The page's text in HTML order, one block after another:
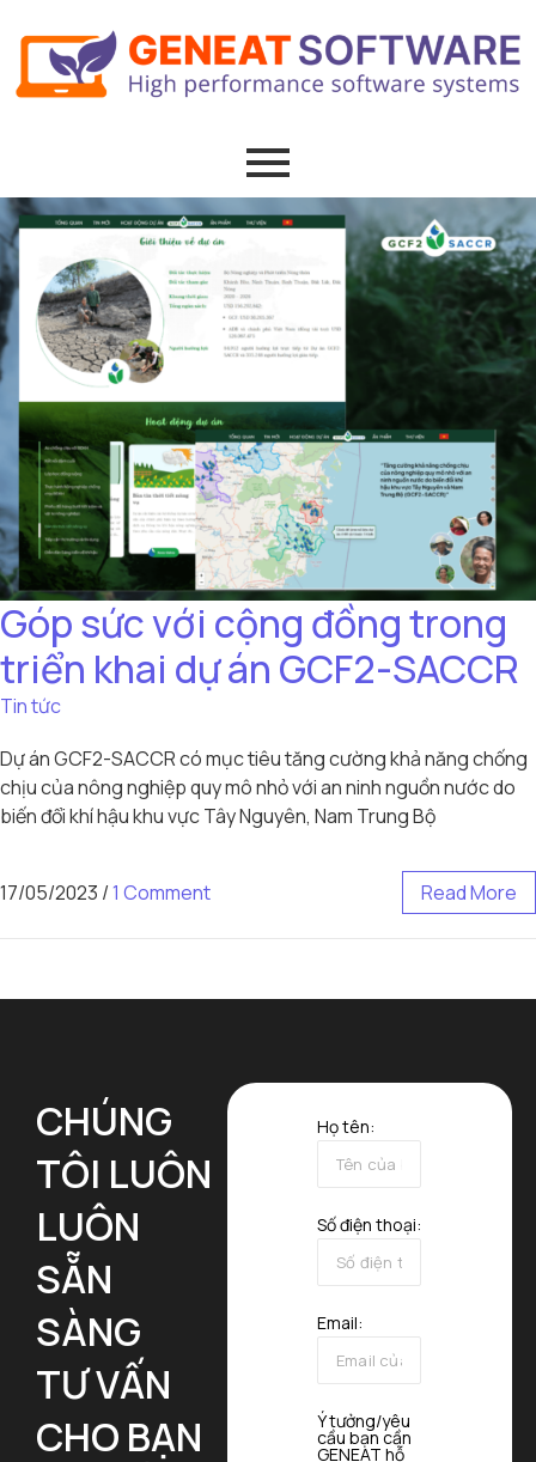
Góp sức với cộng đồng trong
triển khai dự án GCF2-SACCR
Tin tức
Dự án GCF2-SACCR có mục tiêu tăng cường khả năng chống
chịu của nông nghiệp quy mô nhỏ với an ninh nguồn nước do
biến đổi khí hậu khu vực Tây Nguyên, Nam Trung Bộ
17/05/2023 /1 Comment Read More
CHÚNG
TÔI LUÔN
LUÔN
SẴN
SÀNG
TƯ VẤN
CHO BẠN
Họ tên:
Số điện thoại:
Email:
Ý tưởng/yêu
cầu bạn cần
GENEAT hỗ